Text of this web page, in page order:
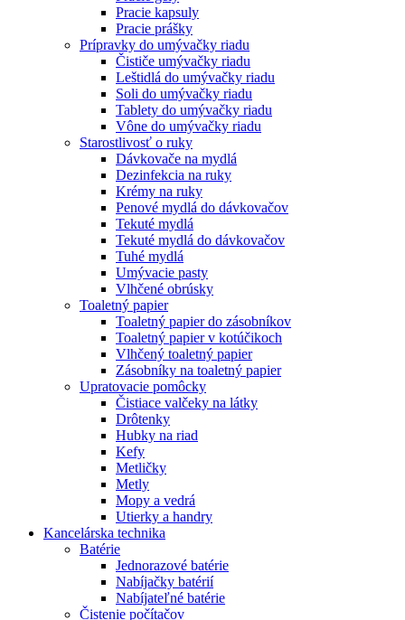
Pracie kapsuly
Pracie prášky
Prípravky do umývačky riadu
Čističe umývačky riadu
Leštidlá do umývačky riadu
Soli do umývačky riadu
Tablety do umývačky riadu
Vône do umývačky riadu
Starostlivosť o ruky
Dávkovače na mydlá
Dezinfekcia na ruky
Krémy na ruky
Penové mydlá do dávkovačov
Tekuté mydlá
Tekuté mydlá do dávkovačov
Tuhé mydlá
Umývacie pasty
Vlhčené obrúsky
Toaletný papier
Toaletný papier do zásobníkov
Toaletný papier v kotúčikoch
Vlhčený toaletný papier
Zásobníky na toaletný papier
Upratovacie pomôcky
Čistiace valčeky na látky
Drôtenky
Hubky na riad
Kefy
Metličky
Metly
Mopy a vedrá
Utierky a handry
Kancelárska technika
Batérie
Jednorazové batérie
Nabíjačky batérií
Nabíjateľné batérie
Čistenie počítačov